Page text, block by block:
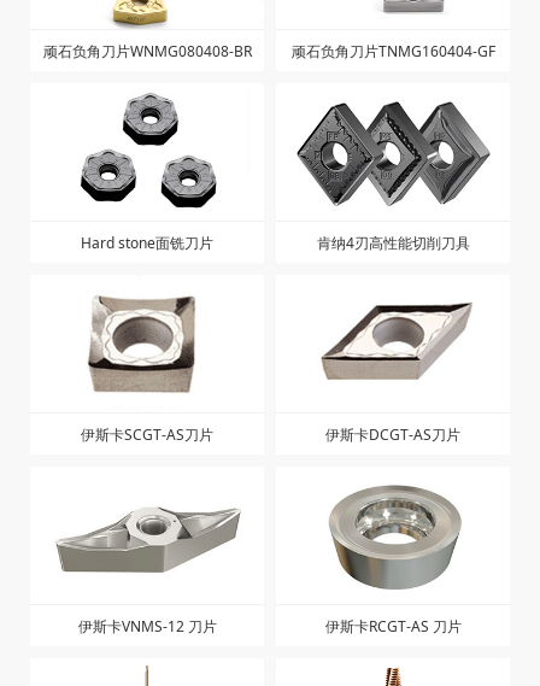
顽石负角刀片WNMG080408-BR 顽石负角刀片TNMG160404-GF
Hard stone面铣刀片 肯纳4刃高性能切削刀具
伊斯卡SCGT-AS刀片 伊斯卡DCGT-AS刀片
伊斯卡VNMS-12 刀片 伊斯卡RCGT-AS 刀片